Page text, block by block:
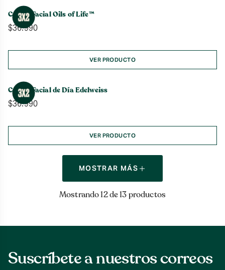
Crema Facial Oils of Life™
$36.990
VER PRODUCTO
Crema Facial de Día Edelweiss
$36.990
VER PRODUCTO
Mostrando 12 de 13 productos
MOSTRAR MÁS
Suscríbete a nuestros correos